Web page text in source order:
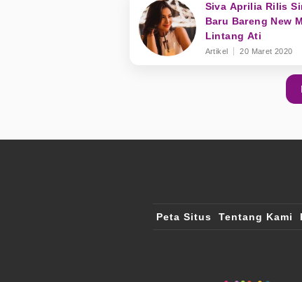
Siva Aprilia Rilis
Baru Bareng New
Lintang Ati
Artikel 20 Maret 2020
Peta Situs Tentang Kami